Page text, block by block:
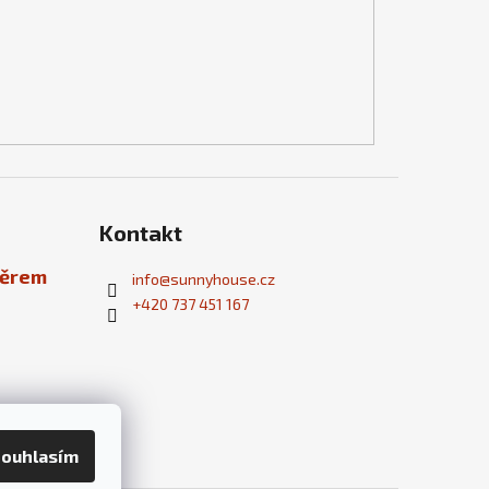
Kontakt
info@sunnyhouse.cz
+420 737 451 167